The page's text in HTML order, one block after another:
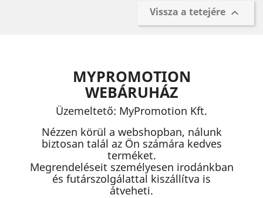
Vissza a tetejére 
MYPROMOTION
WEBÁRUHÁZ
Üzemeltető: MyPromotion Kft.
Nézzen körül a webshopban, nálunk
biztosan talál az Ön számára kedves
terméket.
Megrendeléseit személyesen irodánkban
és futárszolgálattal kiszállítva is
átveheti.